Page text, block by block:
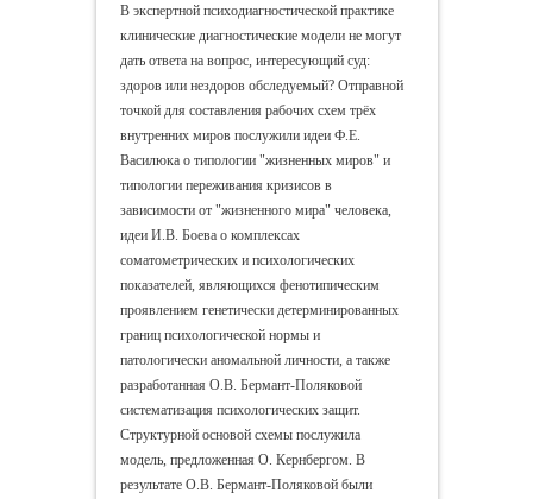
В экспертной психодиагностической практике
клинические диагностические модели не могут
дать ответа на вопрос, интересующий суд:
здоров или нездоров обследуемый? Отправной
точкой для составления рабочих схем трёх
внутренних миров послужили идеи Ф.Е.
Василюка о типологии "жизненных миров" и
типологии переживания кризисов в
зависимости от "жизненного мира" человека,
идеи И.В. Боева о комплексах
соматометрических и психологических
показателей, являющихся фенотипическим
проявлением генетически детерминированных
границ психологической нормы и
патологически аномальной личности, а также
разработанная О.В. Бермант-Поляковой
систематизация психологических защит.
Структурной основой схемы послужила
модель, предложенная О. Кернбергом. В
результате О.В. Бермант-Поляковой были